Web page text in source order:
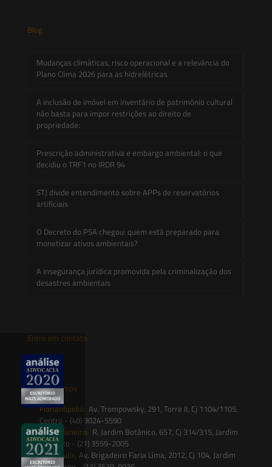
Blog
Mudanças climáticas, risco operacional e a relevância do
Plano Clima 2026 para as hidrelétricas
A inclusão de imóvel em inventário de patrimônio cultural
não basta para impor restrições ao direito de
propriedade:
Prescrição administrativa e embargo ambiental: o que
decidiu o TRF1 no IRDR 94
STJ divide entendimento sobre APPs de reservatórios
artificiais
O Decreto do PSA chegou: quem está preparado para
monetizar ativos ambientais?
A insegurança jurídica promovida pela criminalização dos
desastres ambientais
Entre em contato
contato@saesadvogados.com.br
Onde estamos
Florianópolis: Av. Trompowsky, 291, Torre II, Cj 1104/1105,
Centro - (48) 3024-5590
Rio de Janeiro: R. Jardim Botânico, 657, Cj 314/315, Jardim
Botânico - (21) 3559-2005
São Paulo: Av. Brigadeiro Faria Lima, 2012, Cj 104, Jardim